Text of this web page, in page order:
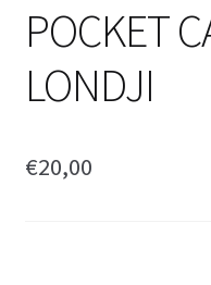
POCKET
LONDJI
€20,00